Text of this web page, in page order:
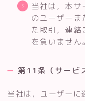
当社は，本
のユーザーま
た取引，連絡
を負いません。
第11条（サービ
当社は，ユーザーに